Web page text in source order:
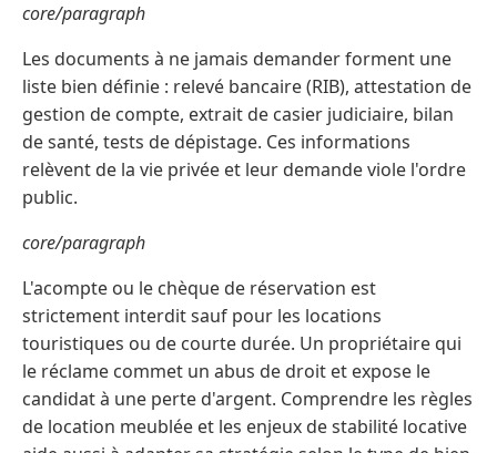
core/paragraph
Les documents à ne jamais demander forment une
liste bien définie : relevé bancaire (RIB), attestation de
gestion de compte, extrait de casier judiciaire, bilan
de santé, tests de dépistage. Ces informations
relèvent de la vie privée et leur demande viole l'ordre
public.
core/paragraph
L'acompte ou le chèque de réservation est
strictement interdit sauf pour les locations
touristiques ou de courte durée. Un propriétaire qui
le réclame commet un abus de droit et expose le
candidat à une perte d'argent. Comprendre les règles
de location meublée et les enjeux de stabilité locative